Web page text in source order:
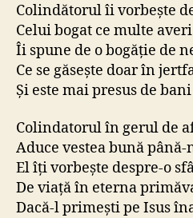
Colindătorul îi vorbeşte
Celui bogat ce multe
Îi spune de o bogăţie de
Ce se găseşte doar în
Şi este mai presus de
Colindatorul în gerul de
Aduce vestea bună până-
El îţi vorbeşte despre-o
De viaţă în eterna
Dacă-l primeşti pe Isus